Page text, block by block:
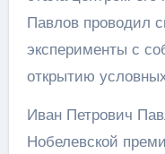
Павлов проводил
эксперименты с
открытию
Иван Петрович
Нобелевской